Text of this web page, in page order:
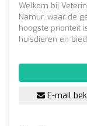
Welkom bij
Namur, waar de
hoogste prioriteit
huisdieren en
E-mail